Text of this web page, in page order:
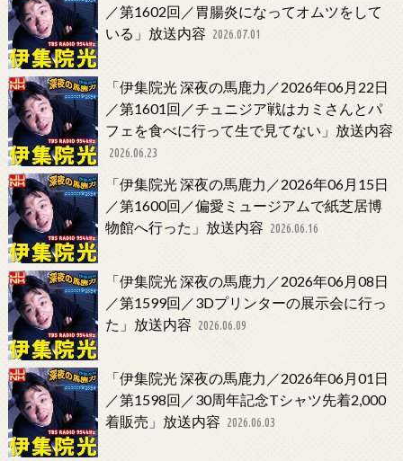
／第1602回／胃腸炎になってオムツをして
いる」放送内容 2026.07.01
「伊集院光 深夜の馬鹿力／2026年06月22日
／第1601回／チュニジア戦はカミさんとパ
フェを食べに行って生で見てない」放送内容
2026.06.23
「伊集院光 深夜の馬鹿力／2026年06月15日
／第1600回／偏愛ミュージアムで紙芝居博
物館へ行った」放送内容 2026.06.16
「伊集院光 深夜の馬鹿力／2026年06月08日
／第1599回／3Dプリンターの展示会に行っ
た」放送内容 2026.06.09
「伊集院光 深夜の馬鹿力／2026年06月01日
／第1598回／30周年記念Tシャツ先着2,000
着販売」放送内容 2026.06.03